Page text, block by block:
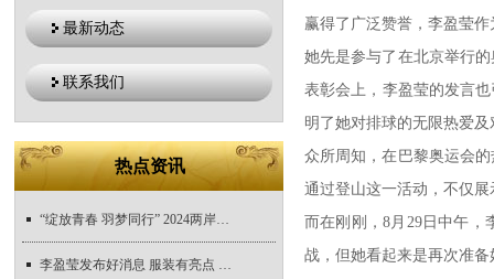
最新动态
联系我们
热点资讯
“绽放青春 羽梦同行” 2024两岸青年羽毛球交流赛在石景山区举办
李盈莹发布好消息 服装有亮点 王宝泉带天津女排2人出席活动 王媛媛坐C位
赢得了广泛赞誉，李盈莹
她先是参与了在北京举行
表彰会上，李盈莹的发言
明了她对排球的无限热爱
众所周知，在巴黎奥运会
通过登山这一活动，不仅
而在刚刚，8月29日中午
战，但她看起来是再次准备